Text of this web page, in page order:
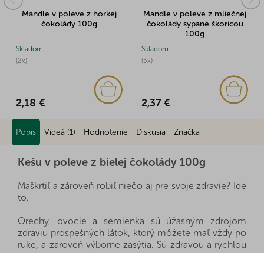
Mandle v poleve z horkej
čokolády 100g
(2x)
Skladom
2,18 €
Mandle v poleve z mliečnej
čokolády sypané škoricou
100g
(3x)
Skladom
2,37 €
Popis Videá (1) Hodnotenie Diskusia Značka
Kešu v poleve z bielej čokolády 100g
Maškrtiť a zároveň robiť niečo aj pre svoje zdravie? Ide
to.
Orechy, ovocie a semienka sú úžasným zdrojom
zdraviu prospešných látok, ktorý môžete mať vždy po
ruke, a zároveň výborne zasýtia. Sú zdravou a rýchlou